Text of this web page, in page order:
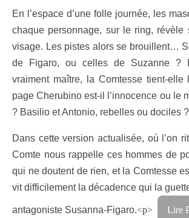
En l’espace d’une folle journée, les
chaque personnage, sur le ring, révèle
visage. Les pistes alors se brouillent…
de Figaro, ou celles de Suzanne ?
vraiment maître, la Comtesse tient-
page Cherubino est-il l’innocence ou le
? Basilio et Antonio, rebelles ou dociles ?
Dans cette version actualisée, où l’on
Comte nous rappelle ces hommes de
qui ne doutent de rien, et la Comtesse
vit difficilement la décadence qui la
antagoniste Susanna-Figaro.<p> Lire